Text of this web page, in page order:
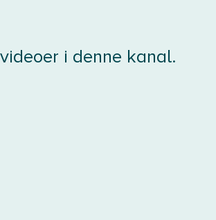
i denne kanal.